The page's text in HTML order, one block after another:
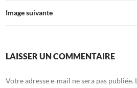
Image suivante
LAISSER UN COMMENTAIRE
Votre adresse e-mail ne sera pas publiée.